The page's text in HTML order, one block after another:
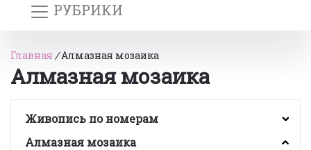
РУБРИКИ
Главная /Алмазная мозаика
Алмазная мозаика
Живопись по номерам
Алмазная мозаика